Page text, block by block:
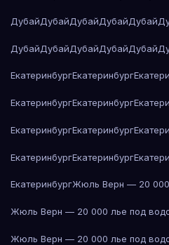
ДубайДубайДубайДубайДубай
ДубайДубайДубайДубайДубай
ЕкатеринбургЕкатеринбург
ЕкатеринбургЕкатеринбург
ЕкатеринбургЕкатеринбург
ЕкатеринбургЕкатеринбург
ЕкатеринбургЖюль Верн — 20 000
Жюль Верн — 20 000 лье под
Жюль Верн — 20 000 лье под